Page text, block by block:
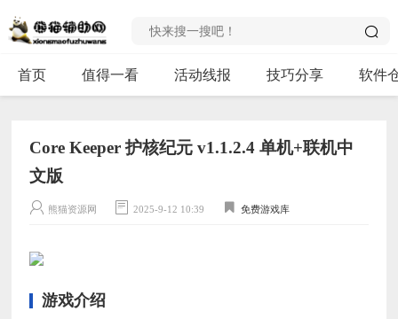
首页 值得一看 活动线报 技巧分享 软件
Core Keeper 护核纪元 v1.1.2.4 单机+联机中
文版
熊猫资源网 2025-9-12 10:39 免费游戏库
游戏介绍